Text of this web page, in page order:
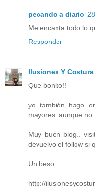
pecando a diario
Me encanta todo lo
Responder
Ilusiones Y Costura
Que bonito!!
yo también hago
mayores..aunque no
Muy buen blog..
devuelvo el follow si
Un beso.
http://